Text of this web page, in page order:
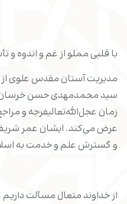
با قلبی مملو از غم و اندوه و
مدیریت آستان مقدس علوی از
سید محمدمهدی حسن خرسان
زمان عجل‌الله‌تعالیفرجه و
عرض می‌کند. ایشان عمر
و گسترش علم و خدمت به
از خداوند متعال مسألت